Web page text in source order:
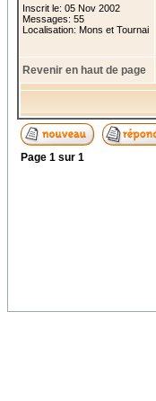
Inscrit le: 05 Nov 2002
Messages: 55
Localisation: Mons et Tournai
Revenir en haut de page
Page 1 sur 1